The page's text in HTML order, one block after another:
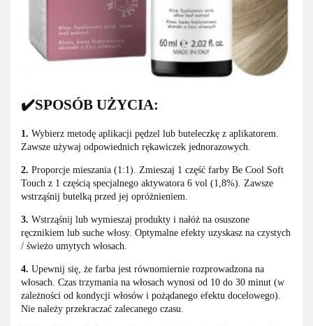
✔️SPOSÓB UŻYCIA:
1. Wybierz metodę aplikacji pędzel lub buteleczkę z aplikatorem.
Zawsze używaj odpowiednich rękawiczek jednorazowych.
2. Proporcje mieszania (1:1). Zmieszaj 1 część farby Be Cool Soft
Touch z 1 częścią specjalnego aktywatora 6 vol (1,8%). Zawsze
wstrząśnij butelką przed jej opróżnieniem.
3. Wstrząśnij lub wymieszaj produkty i nałóż na osuszone
ręcznikiem lub suche włosy. Optymalne efekty uzyskasz na czystych
/ świeżo umytych włosach.
4. Upewnij się, że farba jest równomiernie rozprowadzona na
włosach. Czas trzymania na włosach wynosi od 10 do 30 minut (w
zależności od kondycji włosów i pożądanego efektu docelowego).
Nie należy przekraczać zalecanego czasu.